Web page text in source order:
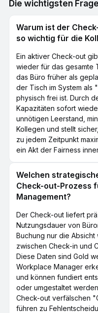
Die wichtigsten
Warum ist der
so wichtig für die
Ein aktiver Check-out
wieder für das gesamte
das Büro früher als
der Tisch im System
physisch frei ist. Durch
Kapazitäten sofort
unnötigen Leerstand,
Kollegen und stellt
zu jedem Zeitpunkt
ein Akt der Fairness
Welchen
Check-out-Prozess
Management?
Der Check-out liefert
Nutzungsdauer von
Buchung nur die
zwischen Check-in und
Diese Daten sind Gold
Workplace Manager
und können fundiert
oder umgestaltet
Check-out verfälschen
führen zu